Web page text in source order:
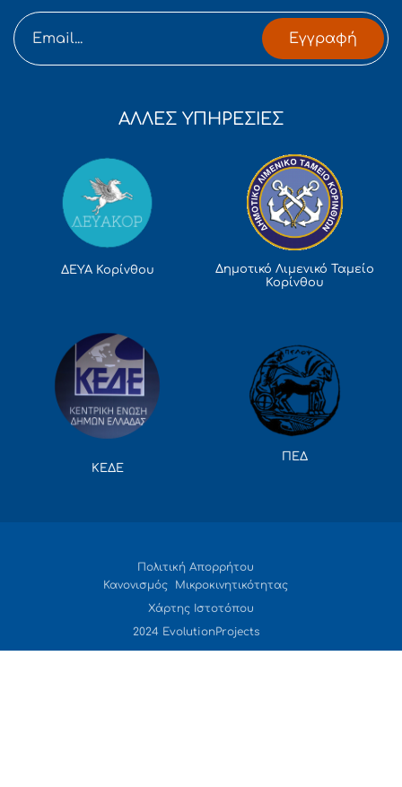
Εγγραφή
ΑΛΛΕΣ ΥΠΗΡΕΣΙΕΣ
ΔΕΥΑ Κορίνθου
Δημοτικό Λιμενικό Ταμείο
Κορίνθου
ΚΕΔΕ
ΠΕΔ
Πολιτική Απορρήτου
Κανονισμός Μικροκινητικότητας
Χάρτης Ιστοτόπου
2024 EvolutionProjects